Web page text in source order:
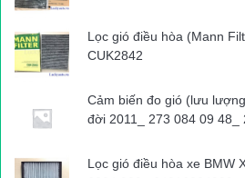
Lọc gió điều hòa (Mann
CUK2842
Cảm biến đo gió (lưu
đời 2011_ 273 084 09 48_
Lọc gió điều hòa xe BMW